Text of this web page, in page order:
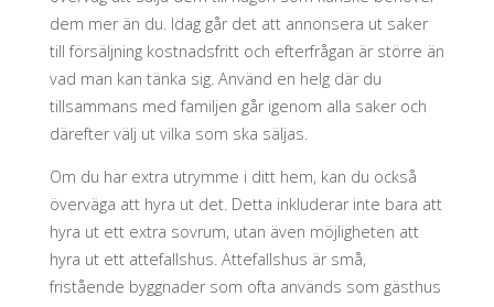
dem mer än du. Idag går det att annonsera ut saker
till försäljning kostnadsfritt och efterfrågan är större än
vad man kan tänka sig. Använd en helg där du
tillsammans med familjen går igenom alla saker och
därefter välj ut vilka som ska säljas.
Om du har extra utrymme i ditt hem, kan du också
överväga att hyra ut det. Detta inkluderar inte bara att
hyra ut ett extra sovrum, utan även möjligheten att
hyra ut ett attefallshus. Attefallshus är små,
fristående byggnader som ofta används som gästhus